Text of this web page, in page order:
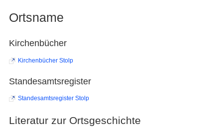
Ortsname
Kirchenbücher
Kirchenbücher Stolp
Standesamtsregister
Standesamtsregister Stolp
Literatur zur Ortsgeschichte